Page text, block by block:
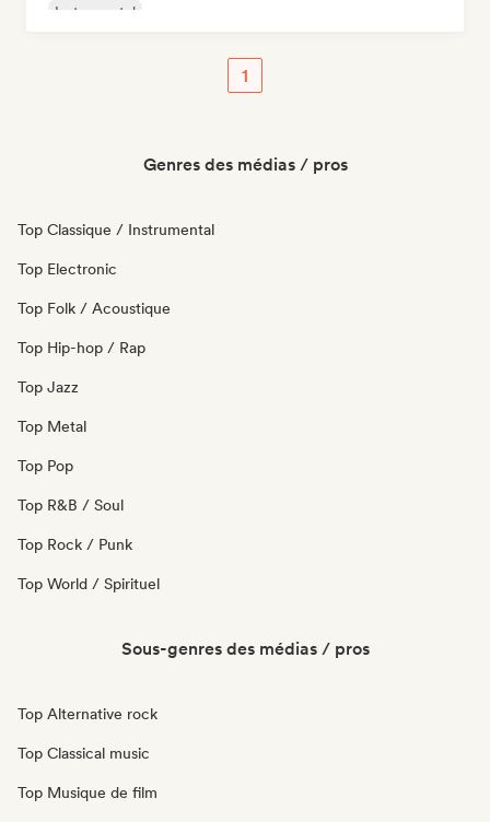
Instrumental
1
Genres des médias / pros
Top Classique / Instrumental
Top Electronic
Top Folk / Acoustique
Top Hip-hop / Rap
Top Jazz
Top Metal
Top Pop
Top R&B / Soul
Top Rock / Punk
Top World / Spirituel
Sous-genres des médias / pros
Top Alternative rock
Top Classical music
Top Musique de film